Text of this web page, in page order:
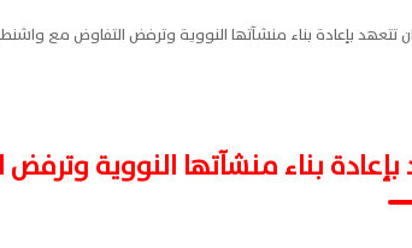
تتعهد بإعادة بناء منشآتها النووية وترفض التفاوض مع
بإعادة بناء منشآتها النووية